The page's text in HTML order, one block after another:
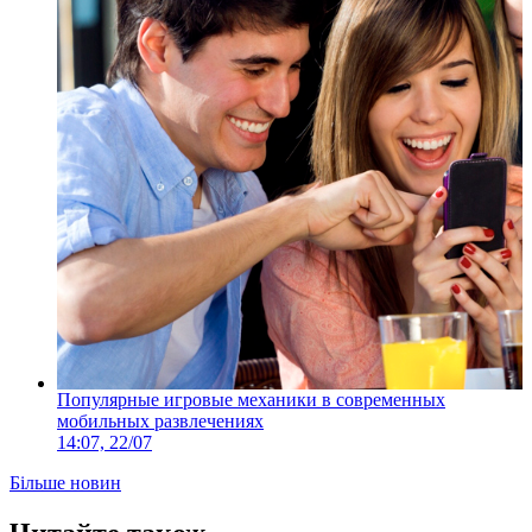
Популярные игровые механики в современных
мобильных развлечениях
14:07, 22/07
Більше новин